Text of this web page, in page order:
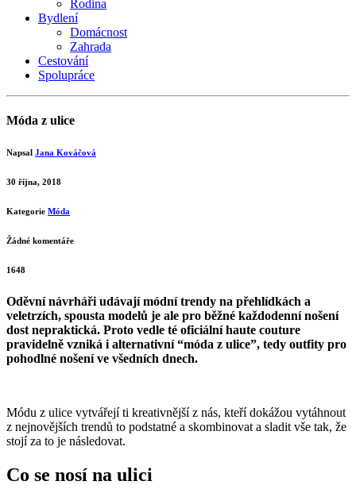
Rodina
Bydlení
Domácnost
Zahrada
Cestování
Spolupráce
Móda z ulice
Napsal Jana Kováčová
30 října, 2018
Kategorie Móda
Žádné komentáře
1648
Oděvní návrháři udávají módní trendy na přehlídkách a
veletrzích, spousta modelů je ale pro běžné každodenní nošení
dost nepraktická. Proto vedle té oficiální haute couture
pravidelně vzniká i alternativní “móda z ulice”, tedy outfity pro
pohodlné nošení ve všedních dnech.
Módu z ulice vytvářejí ti kreativnější z nás, kteří dokážou vytáhnout
z nejnovějších trendů to podstatné a skombinovat a sladit vše tak, že
stojí za to je následovat.
Co se nosí na ulici